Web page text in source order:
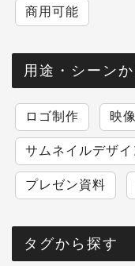
商用可能
用途・シーン
ロゴ制作 映
サムネイルデザイ
プレゼン資料
タグから探す